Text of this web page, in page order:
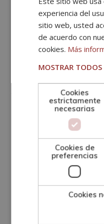
avanzado:
Clases de
aprender a montar a
conocimientos mínimos
Montarse en el lomo
Dar los primeros
Parar y mover el
Guía en pista,
La postura correcta
experiencia del
sitio web, usted
de acuerdo con
cookies. Más
MOSTRAR TODOS
Cookies
estrictamente
necesarias
Cookies de
preferencias
Cookies